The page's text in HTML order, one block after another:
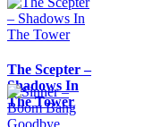
The Scepter –
Shadows In
The Tower